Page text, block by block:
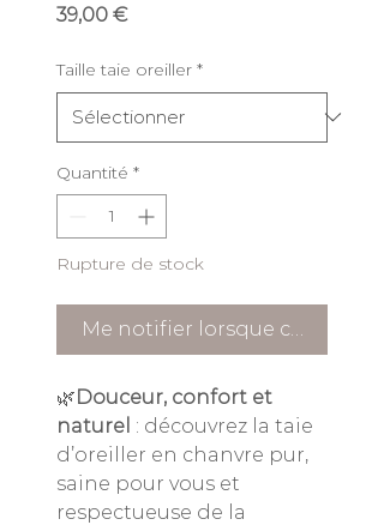
39,00 €Prix
Taille taie oreiller *
Quantité *
Rupture de stock
Me notifier lorsque cet article
🌿Douceur, confort et
naturel : découvrez la taie
d’oreiller en chanvre pur,
saine pour vous et
respectueuse de la